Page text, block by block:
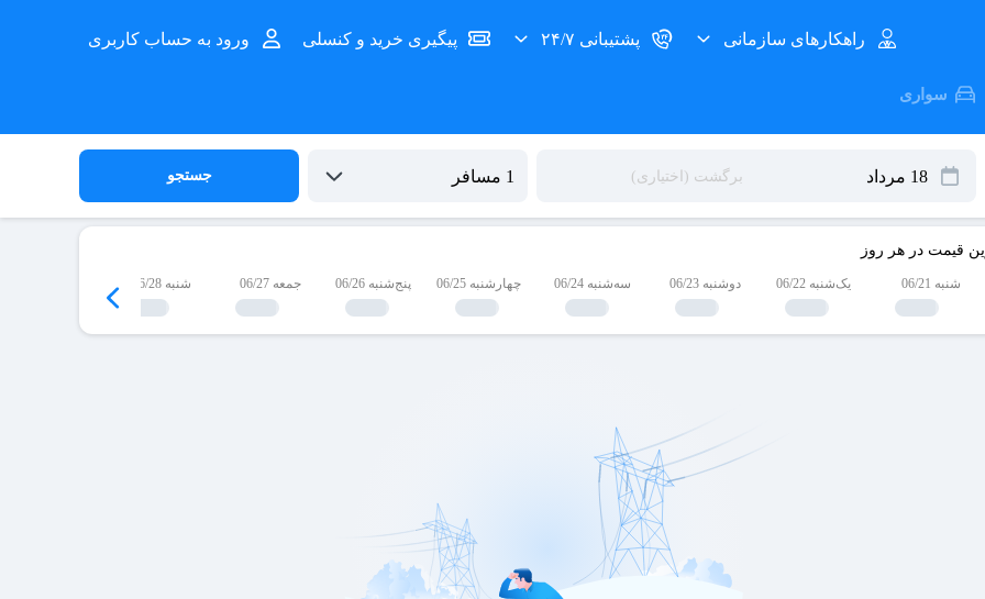
راهکارهای سازمانی پشتیبانی ۲۴/۷ پیگیری خرید و کنسلی ورود به حساب کاربری
سواری
جستجو
قیمت در هر روز
شنبه 06/21 یک‌شنبه 06/22 دوشنبه 06/23 سه‌شنبه 06/24 چهارشنبه 06/25 پنج‌شنبه 06/26 جمعه 06/27 شنبه 06/28